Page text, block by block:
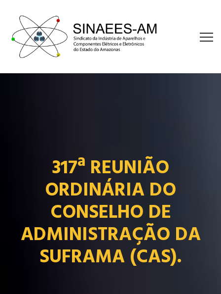
317ª REUNIÃO
ORDINÁRIA DO
CONSELHO DE
ADMINISTRAÇÃO DA
SUFRAMA (CAS).